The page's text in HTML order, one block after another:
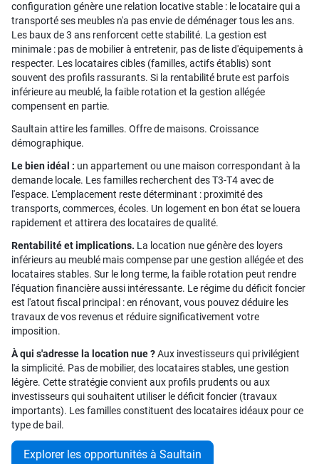
configuration génère une relation locative stable : le locataire qui a
transporté ses meubles n'a pas envie de déménager tous les ans.
Les baux de 3 ans renforcent cette stabilité. La gestion est
minimale : pas de mobilier à entretenir, pas de liste d'équipements à
respecter. Les locataires cibles (familles, actifs établis) sont
souvent des profils rassurants. Si la rentabilité brute est parfois
inférieure au meublé, la faible rotation et la gestion allégée
compensent en partie.
Saultain attire les familles. Offre de maisons. Croissance
démographique.
Le bien idéal : un appartement ou une maison correspondant à la
demande locale. Les familles recherchent des T3-T4 avec de
l'espace. L'emplacement reste déterminant : proximité des
transports, commerces, écoles. Un logement en bon état se louera
rapidement et attirera des locataires de qualité.
Rentabilité et implications. La location nue génère des loyers
inférieurs au meublé mais compense par une gestion allégée et des
locataires stables. Sur le long terme, la faible rotation peut rendre
l'équation financière aussi intéressante. Le régime du déficit foncier
est l'atout fiscal principal : en rénovant, vous pouvez déduire les
travaux de vos revenus et réduire significativement votre
imposition.
À qui s'adresse la location nue ?Aux investisseurs qui privilégient
la simplicité. Pas de mobilier, des locataires stables, une gestion
légère. Cette stratégie convient aux profils prudents ou aux
investisseurs qui souhaitent utiliser le déficit foncier (travaux
importants). Les familles constituent des locataires idéaux pour ce
type de bail.
Explorer les opportunités à Saultain